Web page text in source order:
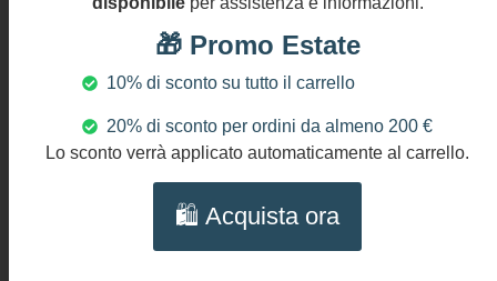
turchese
DIMENSIONI
Lunghezza
8 (3.2″)
dimensioni
cammeo: cm
4,5 x cm 4
🎁 Promo Estate
10% di sconto su tutto il carrello
20% di sconto per ordini da almeno 200 €
Lo sconto verrà applicato automaticamente al carrello.
🛍️ Acquista ora